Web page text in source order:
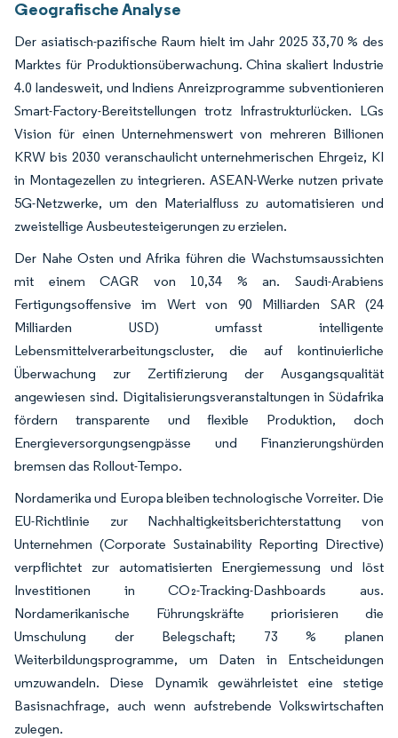
Geografische Analyse
Der asiatisch-pazifische Raum hielt im Jahr 2025 33,70 % des
Marktes für Produktionsüberwachung. China skaliert Industrie
4.0 landesweit, und Indiens Anreizprogramme subventionieren
Smart-Factory-Bereitstellungen trotz Infrastrukturlücken. LGs
Vision für einen Unternehmenswert von mehreren Billionen
KRW bis 2030 veranschaulicht unternehmerischen Ehrgeiz, KI
in Montagezellen zu integrieren. ASEAN-Werke nutzen private
5G-Netzwerke, um den Materialfluss zu automatisieren und
zweistellige Ausbeutesteigerungen zu erzielen.
Der Nahe Osten und Afrika führen die Wachstumsaussichten
mit einem CAGR von 10,34 % an. Saudi-Arabiens
Fertigungsoffensive im Wert von 90 Milliarden SAR (24
Milliarden USD) umfasst intelligente
Lebensmittelverarbeitungscluster, die auf kontinuierliche
Überwachung zur Zertifizierung der Ausgangsqualität
angewiesen sind. Digitalisierungsveranstaltungen in Südafrika
fördern transparente und flexible Produktion, doch
Energieversorgungsengpässe und Finanzierungshürden
bremsen das Rollout-Tempo.
Nordamerika und Europa bleiben technologische Vorreiter. Die
EU-Richtlinie zur Nachhaltigkeitsberichterstattung von
Unternehmen (Corporate Sustainability Reporting Directive)
verpflichtet zur automatisierten Energiemessung und löst
Investitionen in CO₂-Tracking-Dashboards aus.
Nordamerikanische Führungskräfte priorisieren die
Umschulung der Belegschaft; 73 % planen
Weiterbildungsprogramme, um Daten in Entscheidungen
umzuwandeln. Diese Dynamik gewährleistet eine stetige
Basisnachfrage, auch wenn aufstrebende Volkswirtschaften
zulegen.